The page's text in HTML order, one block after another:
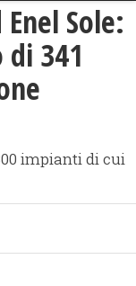
Sole:
341
impianti di cui